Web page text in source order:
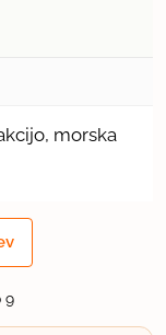
morska
9